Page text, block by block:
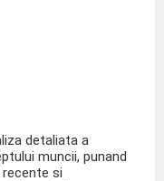
detaliata a
muncii, punand
si